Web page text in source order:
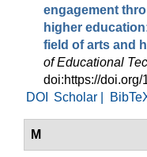
engagement
higher
field of arts and
of Educational
doi:https://
DOI
Scholar |
M